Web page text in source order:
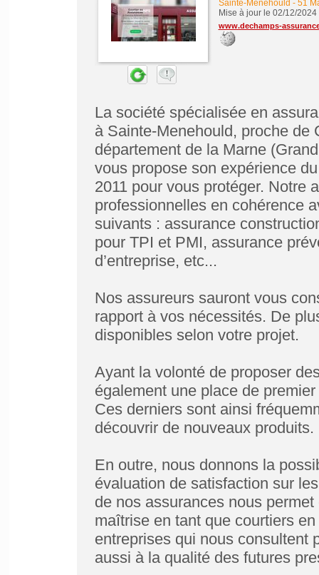
Sainte-Menehould - 51
Mise à jour le 02/12/2024
www.dechamps-
La société spécialisée en
à Sainte-Menehould, proche de
département de la Marne
vous propose son expérience
2011 pour vous protéger. Notre
professionnelles en cohérence
suivants : assurance
pour TPI et PMI, assurance
d’entreprise, etc...
Nos assureurs sauront vous
rapport à vos nécessités. De
disponibles selon votre projet.
Ayant la volonté de proposer
également une place de
Ces derniers sont ainsi
découvrir de nouveaux produits.
En outre, nous donnons la
évaluation de satisfaction sur
de nos assurances nous
maîtrise en tant que courtiers
entreprises qui nous consultent
aussi à la qualité des futures